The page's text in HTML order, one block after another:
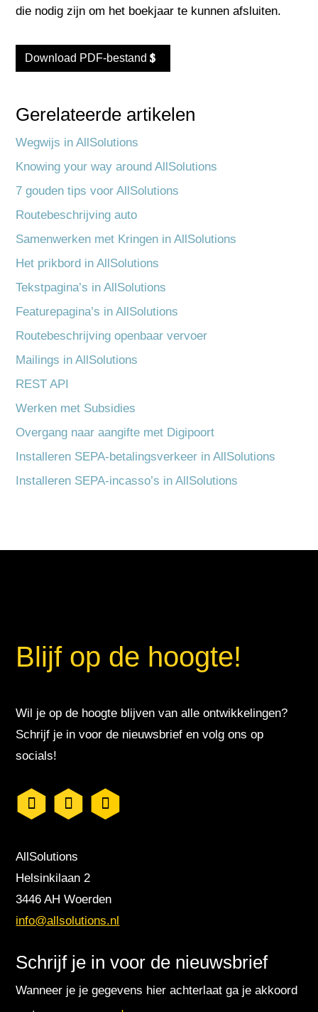
die nodig zijn om het boekjaar te kunnen afsluiten.
Download PDF-bestand
Gerelateerde artikelen
Wegwijs in AllSolutions
Knowing your way around AllSolutions
7 gouden tips voor AllSolutions
Routebeschrijving auto
Samenwerken met Kringen in AllSolutions
Het prikbord in AllSolutions
Tekstpagina’s in AllSolutions
Featurepagina’s in AllSolutions
Routebeschrijving openbaar vervoer
Mailings in AllSolutions
REST API
Werken met Subsidies
Overgang naar aangifte met Digipoort
Installeren SEPA-betalingsverkeer in AllSolutions
Installeren SEPA-incasso’s in AllSolutions
Blijf op de hoogte!
Wil je op de hoogte blijven van alle ontwikkelingen?
Schrijf je in voor de nieuwsbrief en volg ons op
socials!
AllSolutions
Helsinkilaan 2
3446 AH Woerden
info@allsolutions.nl
Schrijf je in voor de nieuwsbrief
Wanneer je je gegevens hier achterlaat ga je akkoord